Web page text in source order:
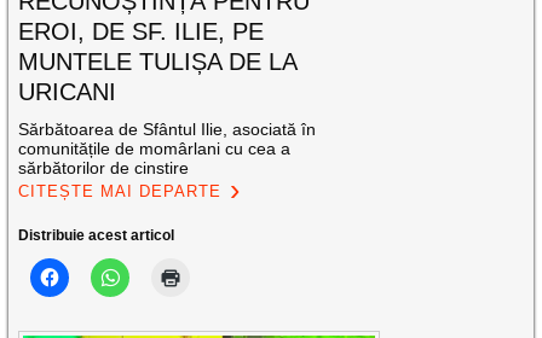
EROI, DE SF. ILIE, PE
MUNTELE TULIȘA DE LA
URICANI
Sărbătoarea de Sfântul Ilie, asociată în
comunitățile de momârlani cu cea a
sărbătorilor de cinstire
CITEȘTE MAI DEPARTE
Distribuie acest articol